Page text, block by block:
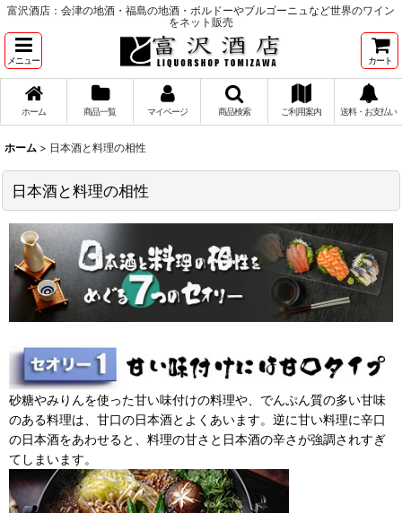
富沢酒店：会津の地酒・福島の地酒・ボルドーやブルゴーニュなど世界のワイン
をネット販売
メニュー カート
ホーム 商品一覧 マイページ 商品検索 ご利用案内 送料・お支払い
ホーム > 日本酒と料理の相性
日本酒と料理の相性
砂糖やみりんを使った甘い味付けの料理や、でんぷん質の多い甘味
のある料理は、甘口の日本酒とよくあいます。逆に甘い料理に辛口
の日本酒をあわせると、料理の甘さと日本酒の辛さが強調されすぎ
てしまいます。